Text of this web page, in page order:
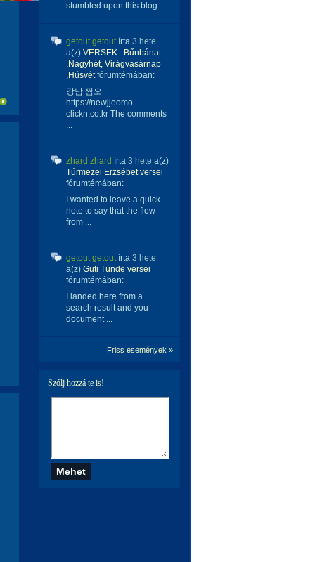
stumbled upon this blog...
getout getoutírta 3 hete
a(z) VERSEK : Bűnbánat
,Nagyhét, Virágvasárnap
,Húsvétfórumtémában:
강남 쩜오
https://newjjeomo.
clickn.co.kr The comments
...
zhard zhard írta 3 hete a(z)
Túrmezei Erzsébet versei
fórumtémában:
I wanted to leave a quick
note to say that the flow
from ...
getout getoutírta 3 hete
a(z) Guti Tünde versei
fórumtémában:
I landed here from a
search result and you
document ...
Friss események »
Szólj hozzá te is!